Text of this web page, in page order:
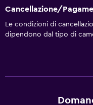
Cancellazione/
Le condizioni di
dipendono dal tipo di